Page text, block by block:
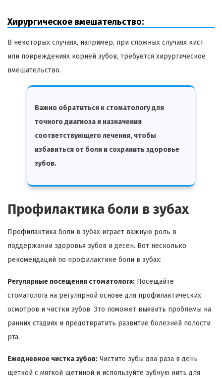
Хирургическое вмешательство:
В некоторых случаях, например, при сложных случаях кист
или повреждениях корней зубов, требуется хирургическое
вмешательство.
Важно обратиться к стоматологу для
точного диагноза и назначения
соответствующего лечения, чтобы
избавиться от боли и сохранить здоровье
зубов.
Профилактика боли в зубах
Профилактика боли в зубах играет важную роль в
поддержании здоровья зубов и десен. Вот несколько
рекомендаций по профилактике боли в зубах:
Регулярные посещения стоматолога: Посещайте
стоматолога на регулярной основе для профилактических
осмотров и чистки зубов. Это поможет выявить проблемы на
ранних стадиях и предотвратить развитие болезней полости
рта.
Ежедневное чистка зубов: Чистите зубы два раза в день
щеткой с мягкой щетиной и используйте зубную нить для